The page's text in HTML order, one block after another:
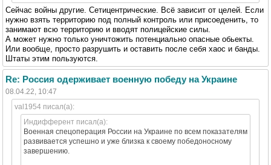
Сейчас войны другие. Сетицентрические. Всё зависит от целей. Если
нужно взять территорию под полный контроль или присоеденить, то
занимают всю территорию и вводят полицейские силы.
А может нужно только уничтожить потенциально опасные обьекты.
Или вообще, просто разрушить и оставить после себя хаос и банды.
Штаты этим пользуются.
Re: Россия одерживает военную победу на Украине
08.04.22, 10:47
val1954 писал(а):
Индифферент писал(а):
Военная спецоперация России на Украине по всем показателям
развивается успешно и уже близка к своему победоносному
завершению.